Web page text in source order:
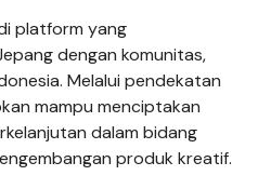
platform yang
dengan komunitas,
Melalui pendekatan
mampu menciptakan
dalam bidang
produk kreatif.